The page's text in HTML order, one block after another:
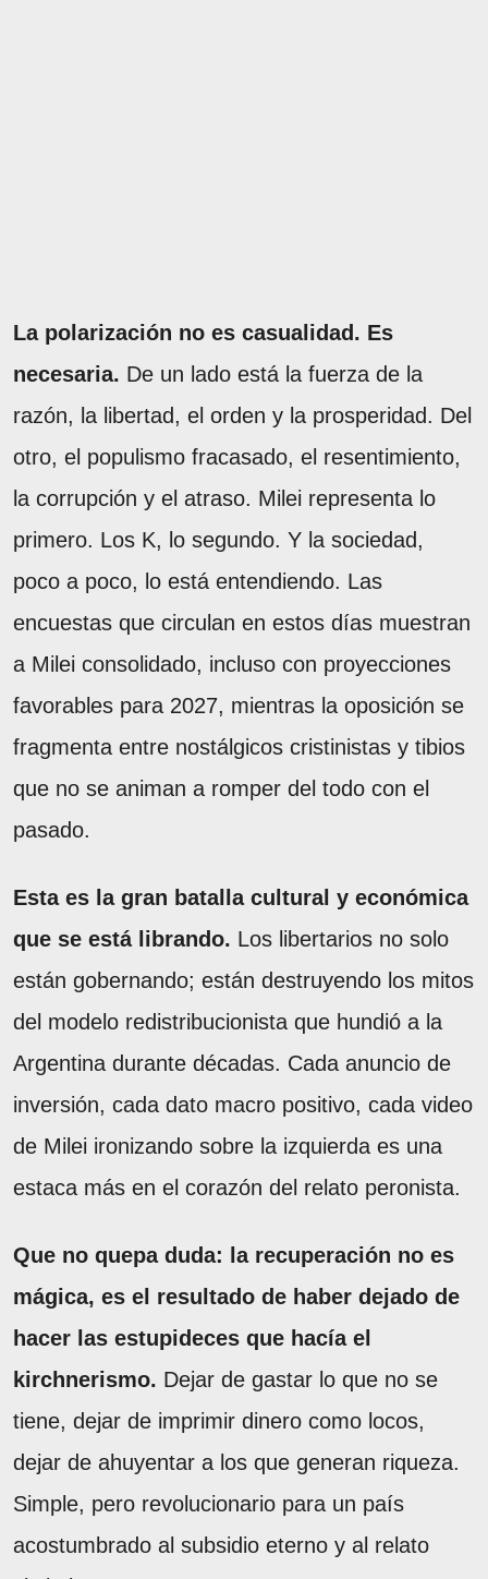
La polarización no es casualidad. Es
necesaria. De un lado está la fuerza de la
razón, la libertad, el orden y la prosperidad. Del
otro, el populismo fracasado, el resentimiento,
la corrupción y el atraso. Milei representa lo
primero. Los K, lo segundo. Y la sociedad,
poco a poco, lo está entendiendo. Las
encuestas que circulan en estos días muestran
a Milei consolidado, incluso con proyecciones
favorables para 2027, mientras la oposición se
fragmenta entre nostálgicos cristinistas y tibios
que no se animan a romper del todo con el
pasado.
Esta es la gran batalla cultural y económica
que se está librando. Los libertarios no solo
están gobernando; están destruyendo los mitos
del modelo redistribucionista que hundió a la
Argentina durante décadas. Cada anuncio de
inversión, cada dato macro positivo, cada video
de Milei ironizando sobre la izquierda es una
estaca más en el corazón del relato peronista.
Que no quepa duda: la recuperación no es
mágica, es el resultado de haber dejado de
hacer las estupideces que hacía el
kirchnerismo. Dejar de gastar lo que no se
tiene, dejar de imprimir dinero como locos,
dejar de ahuyentar a los que generan riqueza.
Simple, pero revolucionario para un país
acostumbrado al subsidio eterno y al relato